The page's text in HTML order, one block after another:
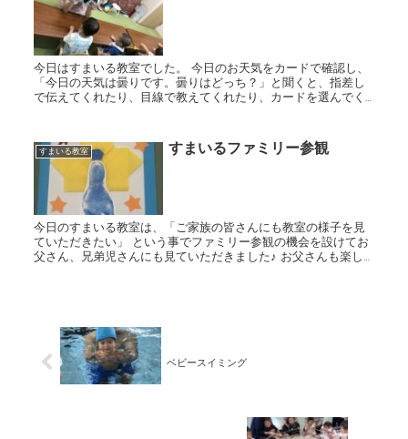
今日はすまいる教室でした。 今日のお天気をカードで確認し、
「今日の天気は曇りです。曇りはどっち？」と聞くと、指差し
で伝えてくれたり、目線で教えてくれたり、カードを選んでく
すまいる教室 すまいるファミリー参観
今日のすまいる教室は、「ご家族の皆さんにも教室の様子を見
ていただきたい」 という事でファミリー参観の機会を設けてお
父さん、兄弟児さんにも見ていただきました♪ お父さんも楽し
ベビースイミング